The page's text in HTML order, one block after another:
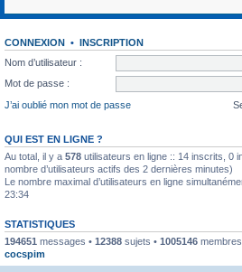
CONNEXION • INSCRIPTION
Nom d’utilisateur :
Mot de passe :
J’ai oublié mon mot de passe
QUI EST EN LIGNE ?
Au total, il y a 578 utilisateurs en ligne :: 14 inscrits, 0
nombre d’utilisateurs actifs des 2 dernières minutes)
Le nombre maximal d’utilisateurs en ligne
23:34
STATISTIQUES
194651 messages • 12388 sujets • 1005146
cocspim